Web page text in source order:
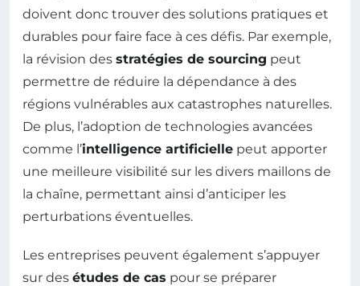
doivent donc trouver des solutions pratiques et
durables pour faire face à ces défis. Par exemple,
la révision des stratégies de sourcing peut
permettre de réduire la dépendance à des
régions vulnérables aux catastrophes naturelles.
De plus, l’adoption de technologies avancées
comme l’intelligence artificielle peut apporter
une meilleure visibilité sur les divers maillons de
la chaîne, permettant ainsi d’anticiper les
perturbations éventuelles.
Les entreprises peuvent également s’appuyer
sur des études de cas pour se préparer